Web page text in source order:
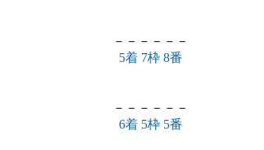
－－－－－－
5着 7枠 8番
－－－－－－
6着 5枠 5番